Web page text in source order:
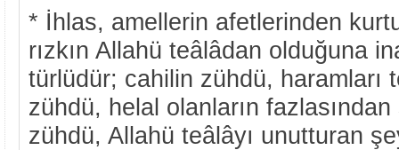
* İhlas, amellerin afetlerinden
rızkın Allahü teâlâdan olduğuna
türlüdür; cahilin zühdü, haramları
zühdü, helal olanların fazlasından
zühdü, Allahü teâlâyı unutturan